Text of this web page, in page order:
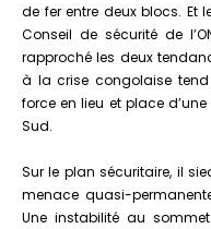
de fer entre deux blocs. Et
Conseil de sécurité de
rapproché les deux
à la crise congolaise
force en lieu et place
Sud.
Sur le plan sécuritaire, il
menace quasi-
Une instabilité au